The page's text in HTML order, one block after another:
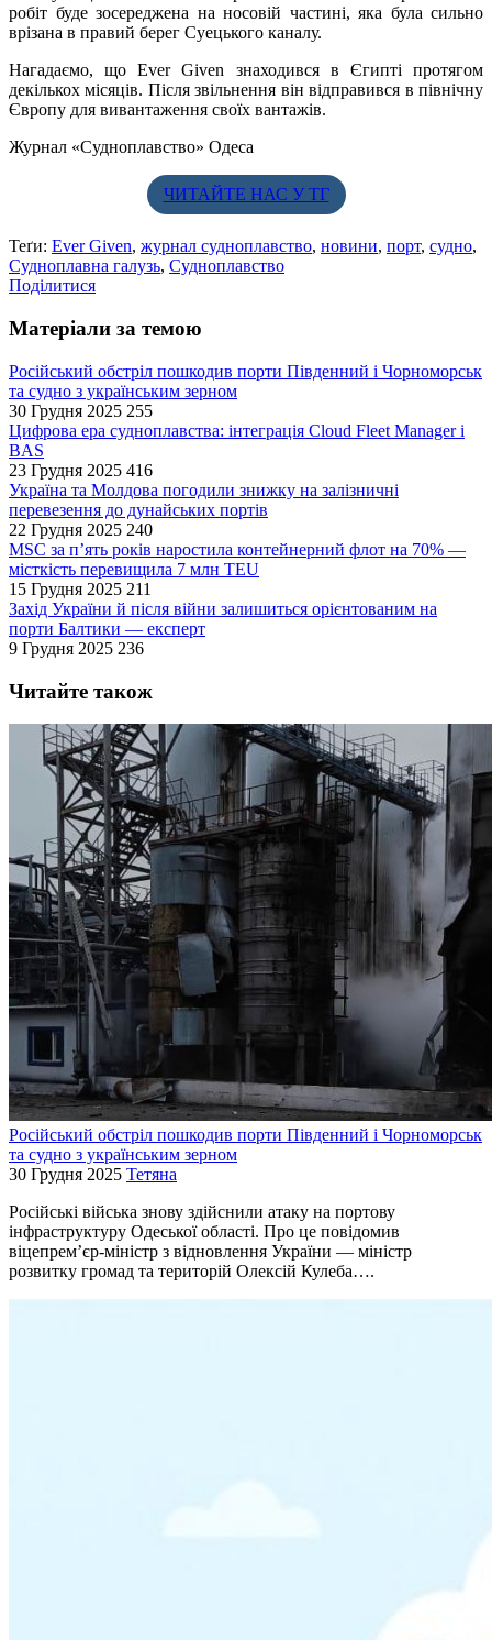
робіт буде зосереджена на носовій частині, яка була сильно
врізана в правий берег Суецького каналу.
Нагадаємо, що Ever Given знаходився в Єгипті протягом
декількох місяців. Після звільнення він відправився в північну
Європу для вивантаження своїх вантажів.
Журнал «Судноплавство» Одеса
ЧИТАЙТЕ НАС У ТГ
Теґи: Ever Given, журнал судноплавство, новини, порт, судно,
Судноплавна галузь, Судноплавство
Поділитися
Матеріали за темою
Російський обстріл пошкодив порти Південний і Чорноморськ
та судно з українським зерном
30 Грудня 2025 255
Цифрова ера судноплавства: інтеграція Cloud Fleet Manager і
BAS
23 Грудня 2025 416
Україна та Молдова погодили знижку на залізничні
перевезення до дунайських портів
22 Грудня 2025 240
MSC за п’ять років наростила контейнерний флот на 70% —
місткість перевищила 7 млн TEU
15 Грудня 2025 211
Захід України й після війни залишиться орієнтованим на
порти Балтики — експерт
9 Грудня 2025 236
Читайте також
Російський обстріл пошкодив порти Південний і Чорноморськ
та судно з українським зерном
30 Грудня 2025 Тетяна
Російські війська знову здійснили атаку на портову
інфраструктуру Одеської області. Про це повідомив
віцепрем’єр-міністр з відновлення України — міністр
розвитку громад та територій Олексій Кулеба….